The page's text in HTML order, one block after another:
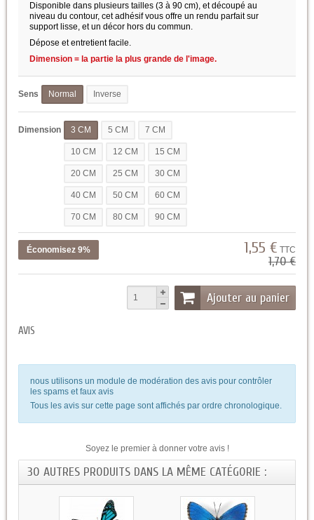
Disponible dans plusieurs tailles (3 à 90 cm), et découpé au
niveau du contour, cet adhésif vous offre un rendu parfait sur
support lisse, et un décor hors du commun.
Dépose et entretient facile.
Dimension = la partie la plus grande de l'image.
Sens Normal Inverse
Dimension 3 CM 5 CM 7 CM
10 CM 12 CM 15 CM
20 CM 25 CM 30 CM
40 CM 50 CM 60 CM
70 CM 80 CM 90 CM
Économisez 9% 1,55 € TTC
1,70 €
Ajouter au panier
AVIS
nous utilisons un module de modération des avis pour contrôler
les spams et faux avis
Tous les avis sur cette page sont affichés par ordre chronologique.
Soyez le premier à donner votre avis !
30 AUTRES PRODUITS DANS LA MÊME CATÉGORIE :